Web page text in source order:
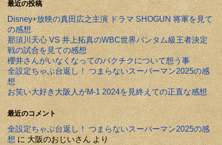
最近の投稿
Disney+放映の真田広之主演 ドラマ SHOGUN 将軍を見て
の感想
那須川天心 VS 井上拓真のWBC世界バンタム級王者決定
戦の試合を見ての感想
櫻井さんがいなくなってのバクチクについて想う事
全設定ちゃぶ台返し！ つまらないスーパーマン2025の感
想
お笑い大好き大阪人がM-1 2024を見終えての正直な感想
最近のコメント
全設定ちゃぶ台返し！ つまらないスーパーマン2025の感
想に大阪のおじいさんより